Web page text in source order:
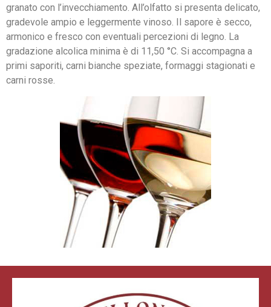
granato con l’invecchiamento. All’olfatto si presenta delicato,
gradevole ampio e leggermente vinoso. Il sapore è secco,
armonico e fresco con eventuali percezioni di legno. La
gradazione alcolica minima è di 11,50 °C. Si accompagna a
primi saporiti, carni bianche speziate, formaggi stagionati e
carni rosse.